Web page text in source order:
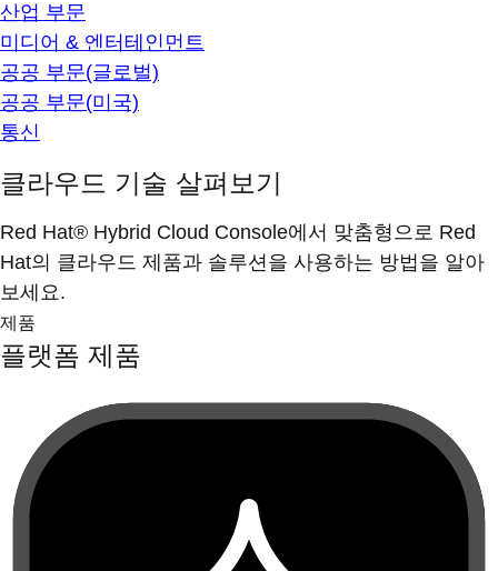
산업 부문
미디어 & 엔터테인먼트
공공 부문(글로벌)
공공 부문(미국)
통신
클라우드 기술 살펴보기
Red Hat® Hybrid Cloud Console에서 맞춤형으로 Red
Hat의 클라우드 제품과 솔루션을 사용하는 방법을 알아
보세요.
제품
플랫폼 제품